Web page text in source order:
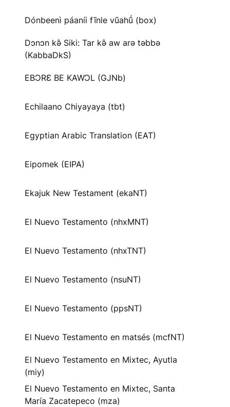
Dónbeenì páaníi fĩnle vũahṹ (box)
Dɔnɔn kə̂ Siki: Tar kə̂ aw arə təbbə
(KabbaDkS)
EBƆRƐ BE KAWƆL (GJNb)
Echilaano Chiyayaya (tbt)
Egyptian Arabic Translation (EAT)
Eipomek (EIPA)
Ekajuk New Testament (ekaNT)
El Nuevo Testamento (nhxMNT)
El Nuevo Testamento (nhxTNT)
El Nuevo Testamento (nsuNT)
El Nuevo Testamento (ppsNT)
El Nuevo Testamento en matsés (mcfNT)
El Nuevo Testamento en Mixtec, Ayutla
(miy)
El Nuevo Testamento en Mixtec, Santa
María Zacatepeco (mza)